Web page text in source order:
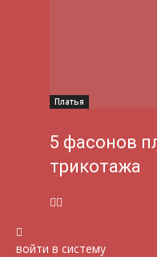
Платья
5 фасонов
трикотажа
войти в систему